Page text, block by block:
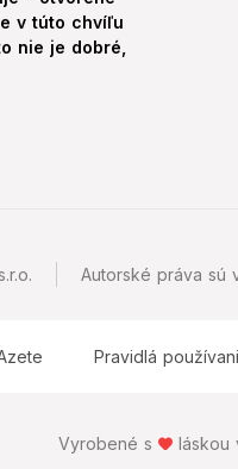
v túto chvíľu
nie je dobré,
Autorské práva sú
Pravidlá
Vyrobené s láskou